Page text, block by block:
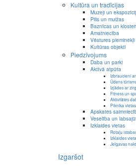
Kultūra un tradīcijas
Muzeji un
Pilis un muižas
Baznīcas un klosteri
Amatniecība
Vēstures
Kultūras objekti
Piedzīvojums
Daba un parki
Aktīvā atpūta
Izbraucieni
Ūdens
Izjādes ar
Fitness un
Aktivitātes
Piknika
Apskates
Veselība un
Izklaides vietas
Rotaļu
Izklaides
Jelgavas
Izgaršot